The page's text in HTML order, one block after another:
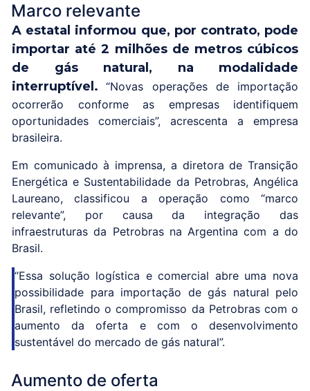
Marco relevante
A estatal informou que, por contrato, pode
importar até 2 milhões de metros cúbicos
de gás natural, na modalidade
interruptível.
“Novas operações de importação
ocorrerão conforme as empresas identifiquem
oportunidades comerciais”, acrescenta a empresa
brasileira.
Em comunicado à imprensa, a diretora de Transição
Energética e Sustentabilidade da Petrobras, Angélica
Laureano, classificou a operação como “marco
relevante”, por causa da integração das
infraestruturas da Petrobras na Argentina com a do
Brasil.
“Essa solução logística e comercial abre uma nova
possibilidade para importação de gás natural pelo
Brasil, refletindo o compromisso da Petrobras com o
aumento da oferta e com o desenvolvimento
sustentável do mercado de gás natural”.
Aumento de oferta